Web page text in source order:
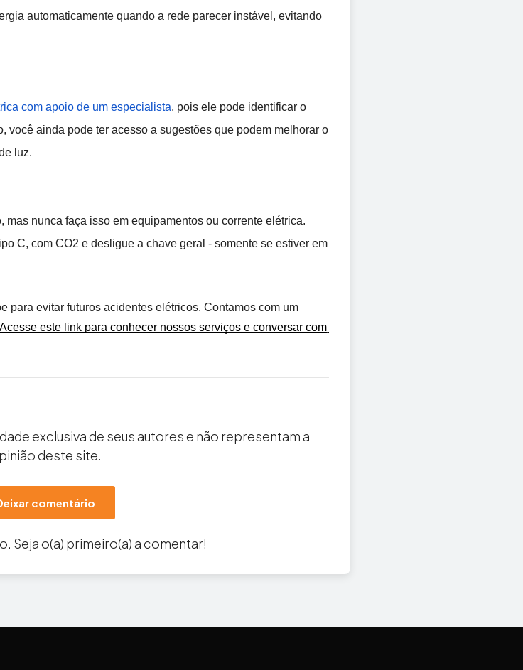
automaticamente quando a rede parecer instável, evitando
com apoio de um especialista, pois ele pode identificar o
você ainda pode ter acesso a sugestões que podem melhorar o
luz.
nunca faça isso em equipamentos ou corrente elétrica.
C, com CO2 e desligue a chave geral - somente se estiver em
para evitar futuros acidentes elétricos. Contamos com um
Acesse este link para conhecer nossos serviços e conversar com
exclusiva de seus autores e não representam a
deste site.
comentário
Seja o(a) primeiro(a) a comentar!